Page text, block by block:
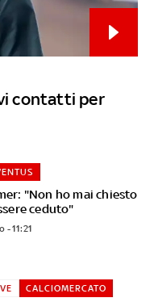
contatti per
"Non ho mai chiesto
ceduto"
- 11:21
CALCIOMERCATO